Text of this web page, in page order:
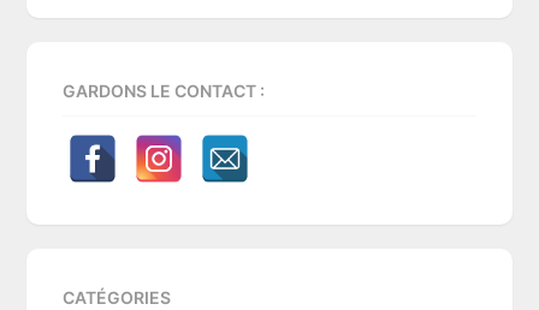
GARDONS LE CONTACT :
CATÉGORIES